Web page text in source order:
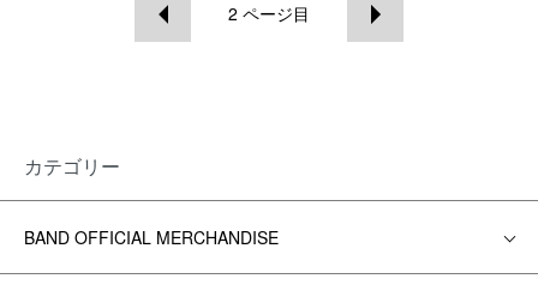
2 ページ目
カテゴリー
BAND OFFICIAL MERCHANDISE